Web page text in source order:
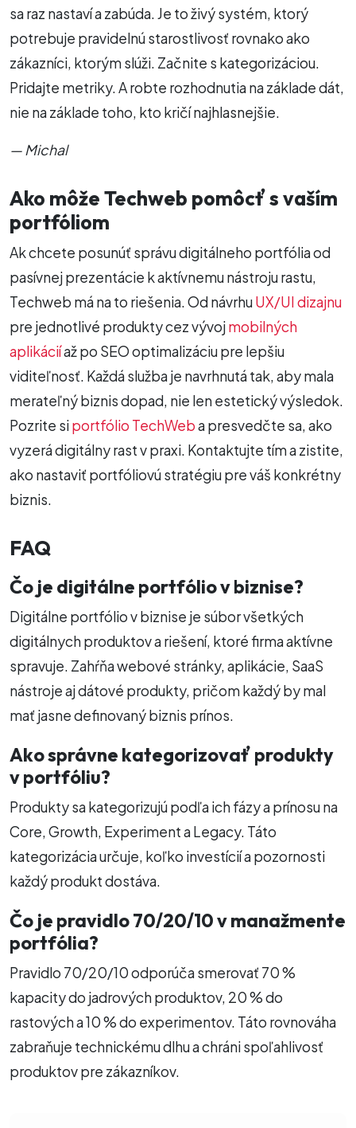
sa raz nastaví a zabúda. Je to živý systém, ktorý
potrebuje pravidelnú starostlivosť rovnako ako
zákazníci, ktorým slúži. Začnite s kategorizáciou.
Pridajte metriky. A robte rozhodnutia na základe dát,
nie na základe toho, kto kričí najhlasnejšie.
— Michal
Ako môže Techweb pomôcť s vaším
portfóliom
Ak chcete posunúť správu digitálneho portfólia od
pasívnej prezentácie k aktívnemu nástroju rastu,
Techweb má na to riešenia. Od návrhuUX/UI dizajnu
pre jednotlivé produkty cez vývojmobilných
aplikáciíaž po SEO optimalizáciu pre lepšiu
viditeľnosť. Každá služba je navrhnutá tak, aby mala
merateľný biznis dopad, nie len estetický výsledok.
Pozrite siportfólio TechWeba presvedčte sa, ako
vyzerá digitálny rast v praxi. Kontaktujte tím a zistite,
ako nastaviť portfóliovú stratégiu pre váš konkrétny
biznis.
FAQ
Čo je digitálne portfólio v biznise?
Digitálne portfólio v biznise je súbor všetkých
digitálnych produktov a riešení, ktoré firma aktívne
spravuje. Zahŕňa webové stránky, aplikácie, SaaS
nástroje aj dátové produkty, pričom každý by mal
mať jasne definovaný biznis prínos.
Ako správne kategorizovať produkty
v portfóliu?
Produkty sa kategorizujú podľa ich fázy a prínosu na
Core, Growth, Experiment a Legacy. Táto
kategorizácia určuje, koľko investícií a pozornosti
každý produkt dostáva.
Čo je pravidlo 70/20/10 v manažmente
portfólia?
Pravidlo 70/20/10 odporúča smerovať 70 %
kapacity do jadrových produktov, 20 % do
rastových a 10 % do experimentov. Táto rovnováha
zabraňuje technickému dlhu a chráni spoľahlivosť
produktov pre zákazníkov.